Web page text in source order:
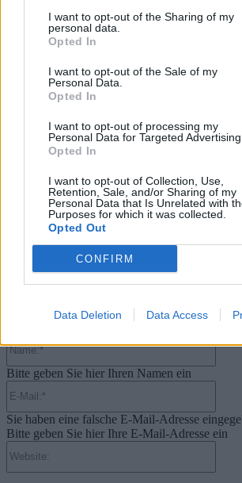
I want to opt-out of the Sharing of my
personal data.
Opted In
I want to opt-out of the Sale of my
Personal Data.
Opted In
I want to opt-out of processing my
Personal Data for Targeted Advertising.
Opted In
I want to opt-out of Collection, Use,
Retention, Sale, and/or Sharing of my
Personal Data that Is Unrelated with
Purposes for which it was collected.
Opted Out
CONFIRM
Data Deletion Data Access
3. August 2026
Halo: Campaign Evolved erhält erstes Update –
31. Juli 2026
PlayStation veröffentlicht neue Quartalszahlen –
Millionen verkaufte Konsolen
31. Juli 2026
Kommentieren Sie den Artikel
Bitte geben Sie hier Ihren Namen ein
Sie haben eine falsche E-Mail-Adresse
Bitte geben Sie hier Ihre E-Mail-Adresse ein